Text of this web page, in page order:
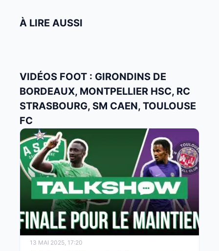
À LIRE AUSSI
VIDÉOS FOOT : GIRONDINS DE
BORDEAUX, MONTPELLIER HSC, RC
STRASBOURG, SM CAEN, TOULOUSE
FC
13 MAI 2025, 17:20